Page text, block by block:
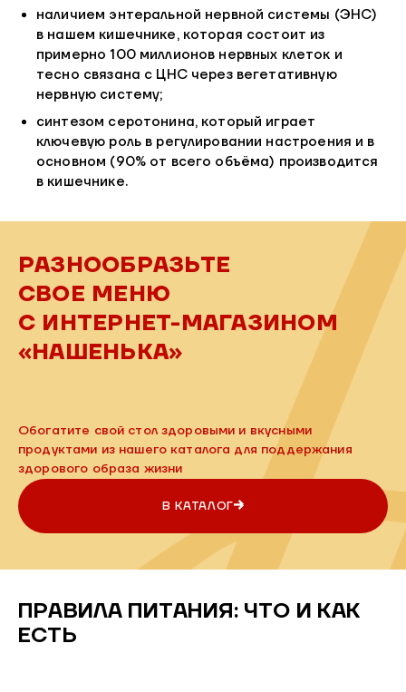
наличием энтеральной нервной системы (ЭНС)
в нашем кишечнике, которая состоит из
примерно 100 миллионов нервных клеток и
тесно связана с ЦНС через вегетативную
нервную систему;
синтезом серотонина, который играет
ключевую роль в регулировании настроения и в
основном (90% от всего объёма) производится
в кишечнике.
РАЗНООБРАЗЬТЕ
СВОЕ МЕНЮ
С ИНТЕРНЕТ-МАГАЗИНОМ
«НАШЕНЬКА»
Обогатите свой стол здоровыми и вкусными
продуктами из нашего каталога для поддержания
здорового образа жизни
В КАТАЛОГ
ПРАВИЛА ПИТАНИЯ: ЧТО И КАК
ЕСТЬ